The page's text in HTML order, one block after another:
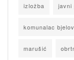
izložba javni
komunalac
marušić